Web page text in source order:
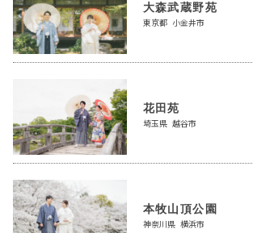
大森武蔵野苑
東京都 小金井市
花田苑
埼玉県 越谷市
本牧山頂公園
神奈川県 横浜市